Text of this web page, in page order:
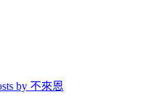
by 不來恩